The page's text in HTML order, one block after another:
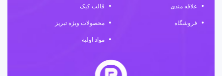
علاقه مندی
فروشگاه
قالب کیک
محصولات ویژه تبریز
مواد اولیه